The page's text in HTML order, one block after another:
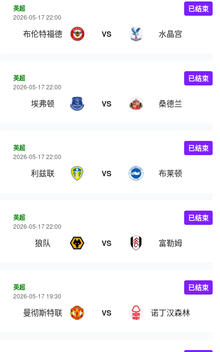
英超
2026-05-17 22:00
布伦特福德 VS 水晶宫
已结束
英超
2026-05-17 22:00
埃弗顿 VS 桑德兰
已结束
英超
2026-05-17 22:00
利兹联 VS 布莱顿
已结束
英超
2026-05-17 22:00
狼队 VS 富勒姆
已结束
英超
2026-05-17 19:30
曼彻斯特联 VS 诺丁汉森林
已结束